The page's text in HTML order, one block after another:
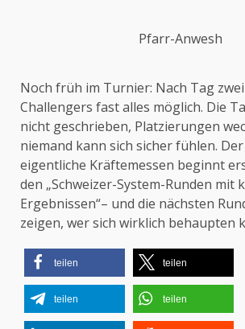
Pfarr-Anwesh
Noch früh im Turnier: Nach Tag
Challengers fast alles möglich. Die
nicht geschrieben, Platzierungen
niemand kann sich sicher fühlen.
eigentliche Kräftemessen beginnt
den „Schweizer-System-Runden mit
Ergebnissen“– und die nächsten
zeigen, wer sich wirklich behaupten
teilen teilen
teilen teilen